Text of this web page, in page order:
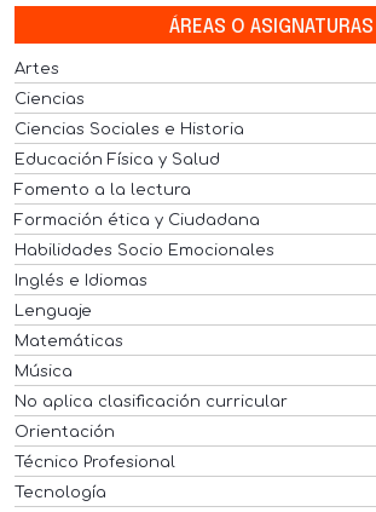
ÁREAS O ASIGNATURAS
Artes
Ciencias
Ciencias Sociales e Historia
Educación Física y Salud
Fomento a la lectura
Formación ética y Ciudadana
Habilidades Socio Emocionales
Inglés e Idiomas
Lenguaje
Matemáticas
Música
No aplica clasificación curricular
Orientación
Técnico Profesional
Tecnología